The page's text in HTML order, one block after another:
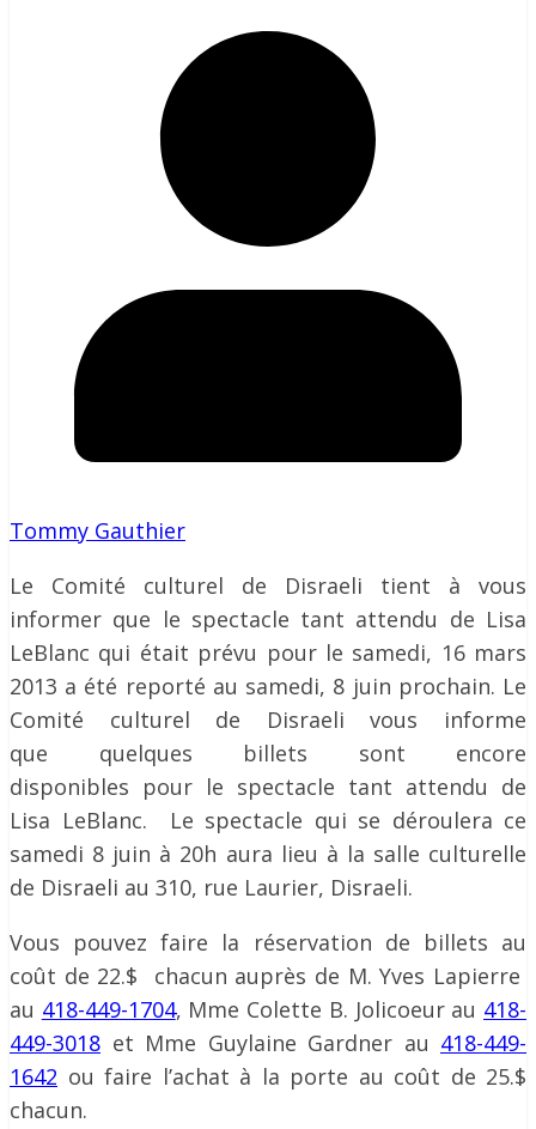
Tommy Gauthier
Le Comité culturel de Disraeli tient à vous
informer que le spectacle tant attendu de Lisa
LeBlanc qui était prévu pour le samedi, 16 mars
2013 a été reporté au samedi, 8 juin prochain. Le
Comité culturel de Disraeli vous informe
que quelques billets sont encore
disponibles pour le spectacle tant attendu de
Lisa LeBlanc. Le spectacle qui se déroulera ce
samedi 8 juin à 20h aura lieu à la salle culturelle
de Disraeli au 310, rue Laurier, Disraeli.
Vous pouvez faire la réservation de billets au
coût de 22.$ chacun auprès de M. Yves Lapierre
au 418-449-1704, Mme Colette B. Jolicoeur au 418-
449-3018 et Mme Guylaine Gardner au 418-449-
1642 ou faire l’achat à la porte au coût de 25.$
chacun.